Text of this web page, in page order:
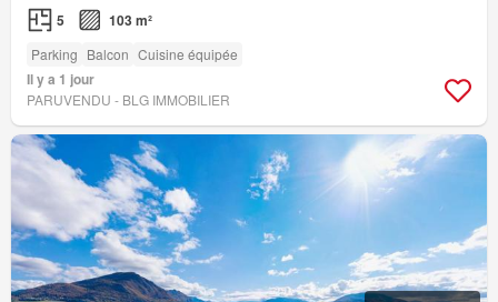
5 103 m²
Parking Balcon Cuisine équipée
Il y a 1 jour
PARUVENDU - BLG IMMOBILIER